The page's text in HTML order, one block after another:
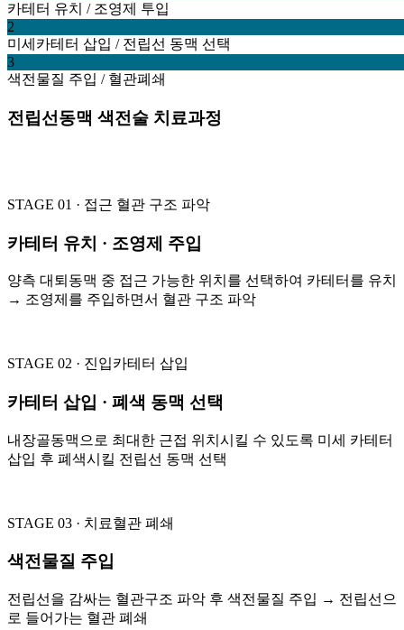
카테터 유치 / 조영제 투입
2
미세카테터 삽입 / 전립선 동맥 선택
3
색전물질 주입 / 혈관폐쇄
전립선동맥 색전술 치료과정
STAGE 01 · 접근 혈관 구조 파악
카테터 유치 · 조영제 주입
양측 대퇴동맥 중 접근 가능한 위치를 선택하여 카테터를 유치
→ 조영제를 주입하면서 혈관 구조 파악
STAGE 02 · 진입카테터 삽입
카테터 삽입 · 폐색 동맥 선택
내장골동맥으로 최대한 근접 위치시킬 수 있도록 미세 카테터
삽입 후 폐색시킬 전립선 동맥 선택
STAGE 03 · 치료혈관 폐쇄
색전물질 주입
전립선을 감싸는 혈관구조 파악 후 색전물질 주입 → 전립선으
로 들어가는 혈관 폐쇄